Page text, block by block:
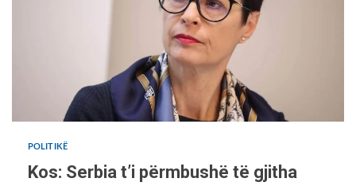
POLITIKË
Kos: Serbia t’i përmbushë të gjitha